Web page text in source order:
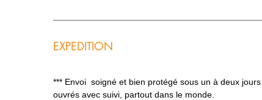
EXPEDITION
*** Envoi soigné et bien protégé sous un à deux jours
ouvrés avec suivi, partout dans le monde.